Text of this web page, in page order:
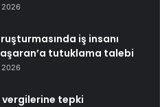
2026
iş insanı
tutuklama talebi
2026
vergilerine tepki